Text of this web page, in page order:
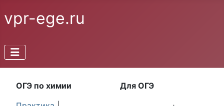
vpr-ege.ru
ОГЭ по химии
Для ОГЭ